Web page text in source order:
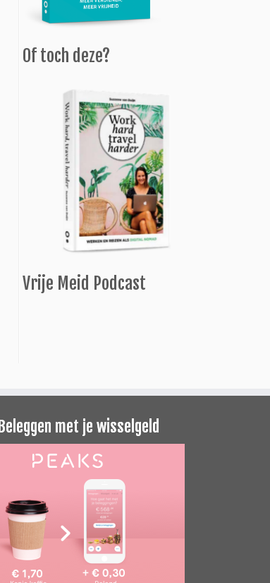
Of toch deze?
Vrije Meid Podcast
Beleggen met je wisselgeld